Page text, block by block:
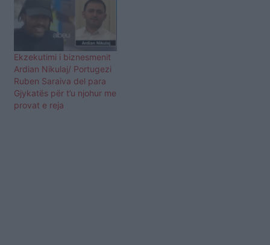
Ekzekutimi i biznesmenit
Ardian Nikulaj/ Portugezi
Ruben Saraiva del para
Gjykatës për t’u njohur me
provat e reja